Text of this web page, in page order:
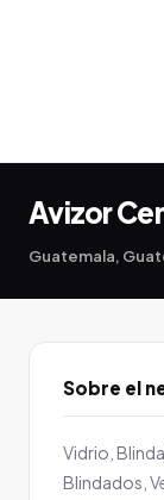
Avizor
Guatemala,
Sobre el
Vidrio,
Blindados,